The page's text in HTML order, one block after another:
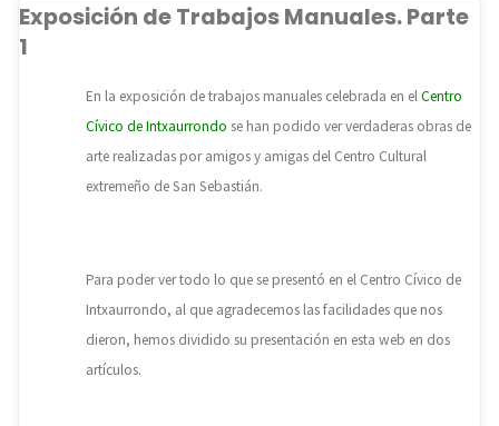
Exposición de Trabajos Manuales. Parte
1
En la exposición de trabajos manuales celebrada en elCentro
Cívico de Intxaurrondo se han podido ver verdaderas obras de
arte realizadas por amigos y amigas del Centro Cultural
extremeño de San Sebastián.
Para poder ver todo lo que se presentó en el Centro Cívico de
Intxaurrondo, al que agradecemos las facilidades que nos
dieron, hemos dividido su presentación en esta web en dos
artículos.